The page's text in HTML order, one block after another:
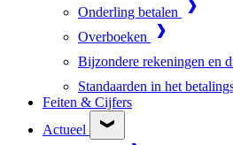
Onderling betalen
Overboeken
Bijzondere rekeningen en
Standaarden in het
Feiten & Cijfers
Actueel